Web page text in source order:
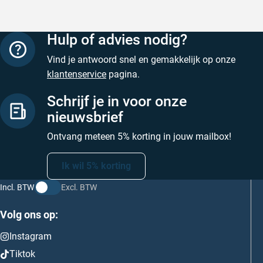
Hulp of advies nodig?
Vind je antwoord snel en gemakkelijk op onze
klantenservice pagina.
Schrijf je in voor onze
nieuwsbrief
Ontvang meteen 5% korting in jouw mailbox!
Ik wil 5% korting
Incl. BTW Excl. BTW
Volg ons op:
Instagram
Tiktok